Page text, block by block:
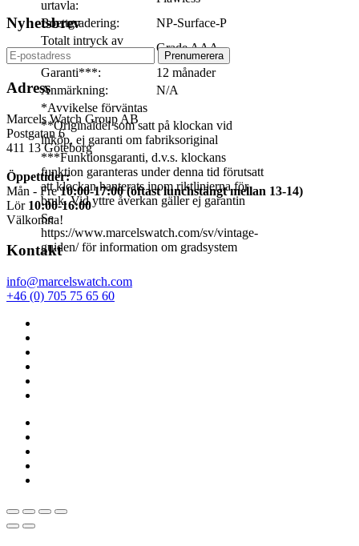
urtavla:
Boettgradering:
NP-Surface-P
Totalt intryck av
skick:
Grade AAA
Garanti***:
12 månader
Anmärkning:
N/A
*Avvikelse förväntas
**Originaldel som satt på klockan vid
inköp, ej garanti om fabriksoriginal
***Funktionsgaranti, d.v.s. klockans
funktion garanteras under denna tid förutsatt
att klockan hanterats inom riktlinjerna för
bruk. Vid yttre åverkan gäller ej garantin
Se
https://www.marcelswatch.com/sv/vintage-
guiden/ för information om gradsystem
Nyhetsbrev
Adress
Marcels Watch Group AB
Postgatan 6
411 13 Göteborg
Öppettider:
Mån - Fre10:00-17:00 (oftast lunchstängt mellan 13-14)
Lör 10:00-16:00
Välkomna!
Kontakt
info@marcelswatch.com
+46 (0) 705 75 65 60